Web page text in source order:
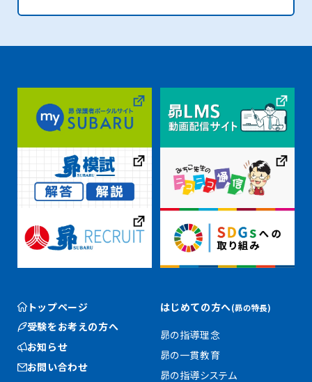
トップページ
受験をお考えの方へ
お知らせ
お問い合わせ
はじめての方へ(昴の特長)
昴の指導理念
昴の一貫教育
昴の指導システム